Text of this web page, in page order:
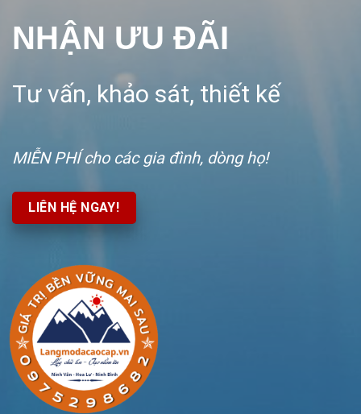
NHẬN ƯU ĐÃI
Tư vấn, khảo sát, thiết kế
MIỄN PHÍ cho các gia đình, dòng họ!
LIÊN HỆ NGAY!